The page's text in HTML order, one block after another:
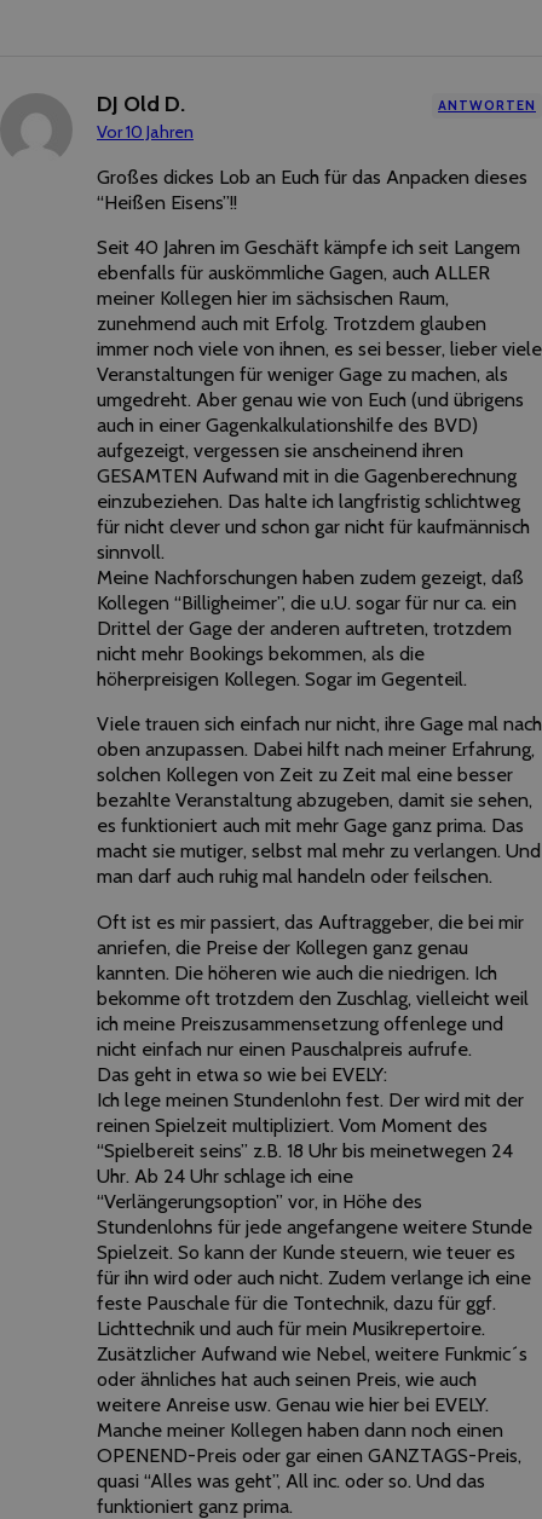
DJ Old D.
Vor 10 Jahren
ANTWORTEN
Großes dickes Lob an Euch für das Anpacken dieses
“Heißen Eisens”!!
Seit 40 Jahren im Geschäft kämpfe ich seit Langem
ebenfalls für auskömmliche Gagen, auch ALLER
meiner Kollegen hier im sächsischen Raum,
zunehmend auch mit Erfolg. Trotzdem glauben
immer noch viele von ihnen, es sei besser, lieber viele
Veranstaltungen für weniger Gage zu machen, als
umgedreht. Aber genau wie von Euch (und übrigens
auch in einer Gagenkalkulationshilfe des BVD)
aufgezeigt, vergessen sie anscheinend ihren
GESAMTEN Aufwand mit in die Gagenberechnung
einzubeziehen. Das halte ich langfristig schlichtweg
für nicht clever und schon gar nicht für kaufmännisch
sinnvoll.
Meine Nachforschungen haben zudem gezeigt, daß
Kollegen “Billigheimer”, die u.U. sogar für nur ca. ein
Drittel der Gage der anderen auftreten, trotzdem
nicht mehr Bookings bekommen, als die
höherpreisigen Kollegen. Sogar im Gegenteil.
Viele trauen sich einfach nur nicht, ihre Gage mal nach
oben anzupassen. Dabei hilft nach meiner Erfahrung,
solchen Kollegen von Zeit zu Zeit mal eine besser
bezahlte Veranstaltung abzugeben, damit sie sehen,
es funktioniert auch mit mehr Gage ganz prima. Das
macht sie mutiger, selbst mal mehr zu verlangen. Und
man darf auch ruhig mal handeln oder feilschen.
Oft ist es mir passiert, das Auftraggeber, die bei mir
anriefen, die Preise der Kollegen ganz genau
kannten. Die höheren wie auch die niedrigen. Ich
bekomme oft trotzdem den Zuschlag, vielleicht weil
ich meine Preiszusammensetzung offenlege und
nicht einfach nur einen Pauschalpreis aufrufe.
Das geht in etwa so wie bei EVELY:
Ich lege meinen Stundenlohn fest. Der wird mit der
reinen Spielzeit multipliziert. Vom Moment des
“Spielbereit seins” z.B. 18 Uhr bis meinetwegen 24
Uhr. Ab 24 Uhr schlage ich eine
“Verlängerungsoption” vor, in Höhe des
Stundenlohns für jede angefangene weitere Stunde
Spielzeit. So kann der Kunde steuern, wie teuer es
für ihn wird oder auch nicht. Zudem verlange ich eine
feste Pauschale für die Tontechnik, dazu für ggf.
Lichttechnik und auch für mein Musikrepertoire.
Zusätzlicher Aufwand wie Nebel, weitere Funkmic´s
oder ähnliches hat auch seinen Preis, wie auch
weitere Anreise usw. Genau wie hier bei EVELY.
Manche meiner Kollegen haben dann noch einen
OPENEND-Preis oder gar einen GANZTAGS-Preis,
quasi “Alles was geht”, All inc. oder so. Und das
funktioniert ganz prima.